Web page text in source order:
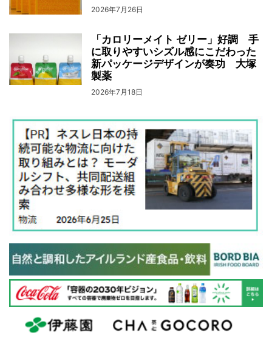
2026年7月26日
「カロリーメイト ゼリー」好調 手
に取りやすいシズル感にこだわった
新パッケージデザインが奏功 大塚
製薬
2026年7月18日